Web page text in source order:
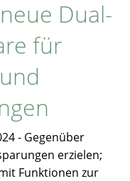
Dual-
für
- Gegenüber
erzielen;
Funktionen zur